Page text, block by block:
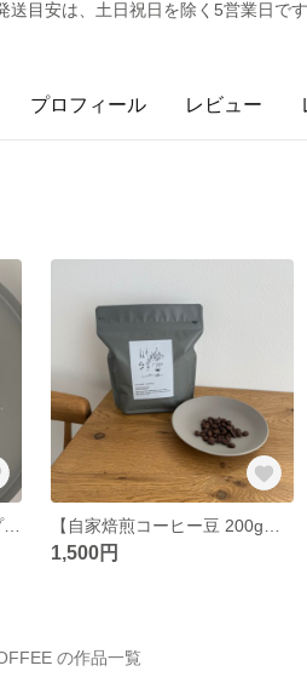
送目安は、土日祝日を除く5営業日です
プロフィール レビュー
珈琲豆ワッペン付き ドリップバッグギフト 4個入― ささやかな贈りもの ―
1,500円
の作品一覧